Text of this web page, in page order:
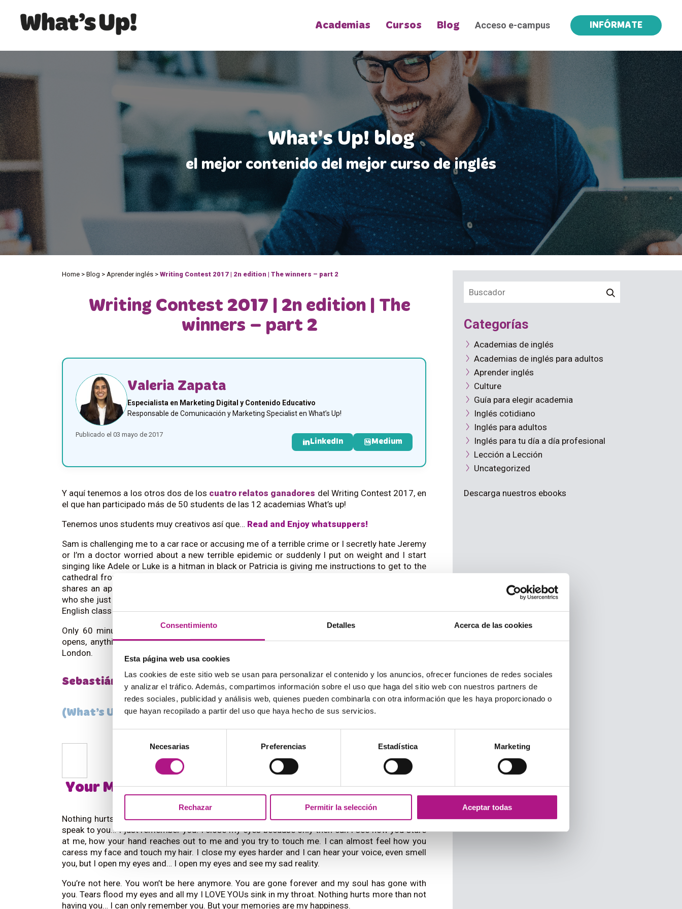
Consentimiento Detalles Acerca de las cookies
Esta página web usa cookies
Las cookies de este sitio web se usan para personalizar el contenido y los anuncios, ofrecer funciones de redes sociales
y analizar el tráfico. Además, compartimos información sobre el uso que haga del sitio web con nuestros partners de
redes sociales, publicidad y análisis web, quienes pueden combinarla con otra información que les haya proporcionado o
que hayan recopilado a partir del uso que haya hecho de sus servicios.
consentimiento
Necesarias Preferencias Estadística Marketing
Rechazar Permitir la selección Aceptar todas
Academias Cursos Blog Acceso e-campus INFÓRMATE
What's Up! blog
el mejor contenido del mejor curso de inglés
Home > Blog > Aprender inglés > Writing Contest 2017 | 2n edition | The winners – part 2
Writing Contest 2017 | 2n edition | The
winners – part 2
Valeria Zapata
Especialista en Marketing Digital y Contenido Educativo
Responsable de Comunicación y Marketing Specialist en What’s Up!
Publicado el 03 mayo de 2017
LinkedIn Medium
Y aquí tenemos a los otros dos de los cuatro relatos ganadores del Writing Contest 2017, en
el que han participado más de 50 students de las 12 academias What’s up!
Tenemos unos students muy creativos así que… Read and Enjoy whatsuppers!
Sam is challenging me to a car race or accusing me of a terrible crime or I secretly hate Jeremy
or I’m a doctor worried about a new terrible epidemic or suddenly I put on weight and I start
singing like Adele or Luke is a hitman in black or Patricia is giving me instructions to get to the
cathedral from my hotel or I’m gossiping about Jennifer who keeps gambling at the casino or
shares an apartment with two other chavs or Mariola falls in love with a South American guy
who she just met in a traffic jam or my classmates and I are robbing a bank quickly because the
English class is ending.
Only 60 minutes. “Hi, guys, what about your weekend?” and the moment the magical door
opens, anything can happen. Afternoon in the sun by the Caribbean Sea or rain falling over
London.
Sebastián Martínez
(What’s Up Sevilla, Level 10)
Your Memories
Nothing hurts me more than not being able to touch you, smell you, hear you, kiss you, feel you,
speak to you… I just remember you. I close my eyes because only then can I see how you stare
at me, how your hand reaches out to me and you try to touch me. I can almost feel how you
caress my face and touch my hair. I close my eyes harder and I can hear your voice, even smell
you, but I open my eyes and… I open my eyes and see my sad reality.
You’re not here. You won’t be here anymore. You are gone forever and my soul has gone with
you. Tears flood my eyes and all my I LOVE YOUs sink in my throat. Nothing hurts more than not
having you… I can only remember you. But your memories are my happiness.
Categorías
Academias de inglés
Academias de inglés para adultos
Aprender inglés
Culture
Guía para elegir academia
Inglés cotidiano
Inglés para adultos
Inglés para tu día a día profesional
Lección a Lección
Uncategorized
Descarga nuestros ebooks